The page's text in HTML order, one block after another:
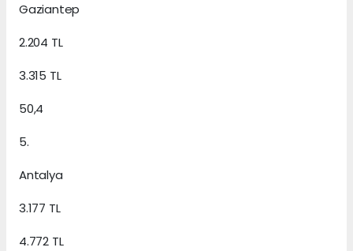
Gaziantep
2.204 TL
3.315 TL
50,4
5.
Antalya
3.177 TL
4.772 TL